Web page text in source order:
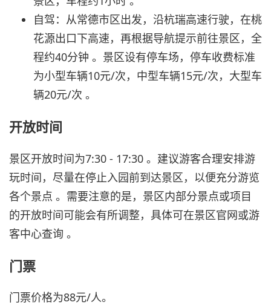
自驾：从常德市区出发，沿杭瑞高速行驶，在桃
花源出口下高速，再根据导航提示前往景区，全
程约40分钟 。景区设有停车场，停车收费标准
为小型车辆10元/次，中型车辆15元/次，大型车
辆20元/次 。
开放时间
景区开放时间为7:30 - 17:30 。建议游客合理安排游
玩时间，尽量在停止入园前到达景区，以便充分游览
各个景点 。需要注意的是，景区内部分景点或项目
的开放时间可能会有所调整，具体可在景区官网或游
客中心查询 。
门票
门票价格为88元/人。